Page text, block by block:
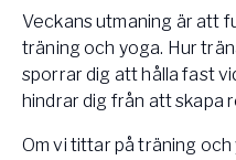
Veckans utmaning är att
träning och yoga. Hur
sporrar dig att hålla fast
hindrar dig från att skapa
Om vi tittar på träning